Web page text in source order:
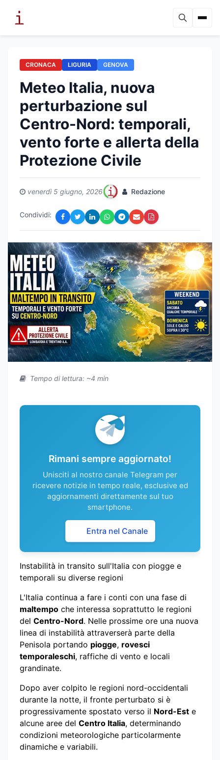
CRONACA LIGURIA GENOVA
Meteo Italia, nuova
perturbazione sul
Centro-Nord: temporali,
vento forte e allerta della
Protezione Civile
venerdì 5 giugno, 2026 Redazione
Condividi:
Tempo di lettura: ~4 min
Rimani sempre aggiornato!
Unisciti al nostro canale Telegram per
ricevere notizie in tempo reale, esclusive ed
aggiornamenti direttamente sul tuo
smartphone.
Entra nel Canale
Instabilità in transito sull'Italia con piogge e
temporali su diverse regioni
L'Italia continua a fare i conti con una fase di
maltempo che interessa soprattutto le regioni
del Centro-Nord. Nelle prossime ore una nuova
linea di instabilità attraverserà parte della
Penisola portando piogge, rovesci
temporaleschi, raffiche di vento e locali
grandinate.
Dopo aver colpito le regioni nord-occidentali
durante la notte, il fronte perturbato si è
progressivamente spostato verso il Nord-Est e
alcune aree del Centro Italia, determinando
condizioni meteorologiche particolarmente
dinamiche e variabili.